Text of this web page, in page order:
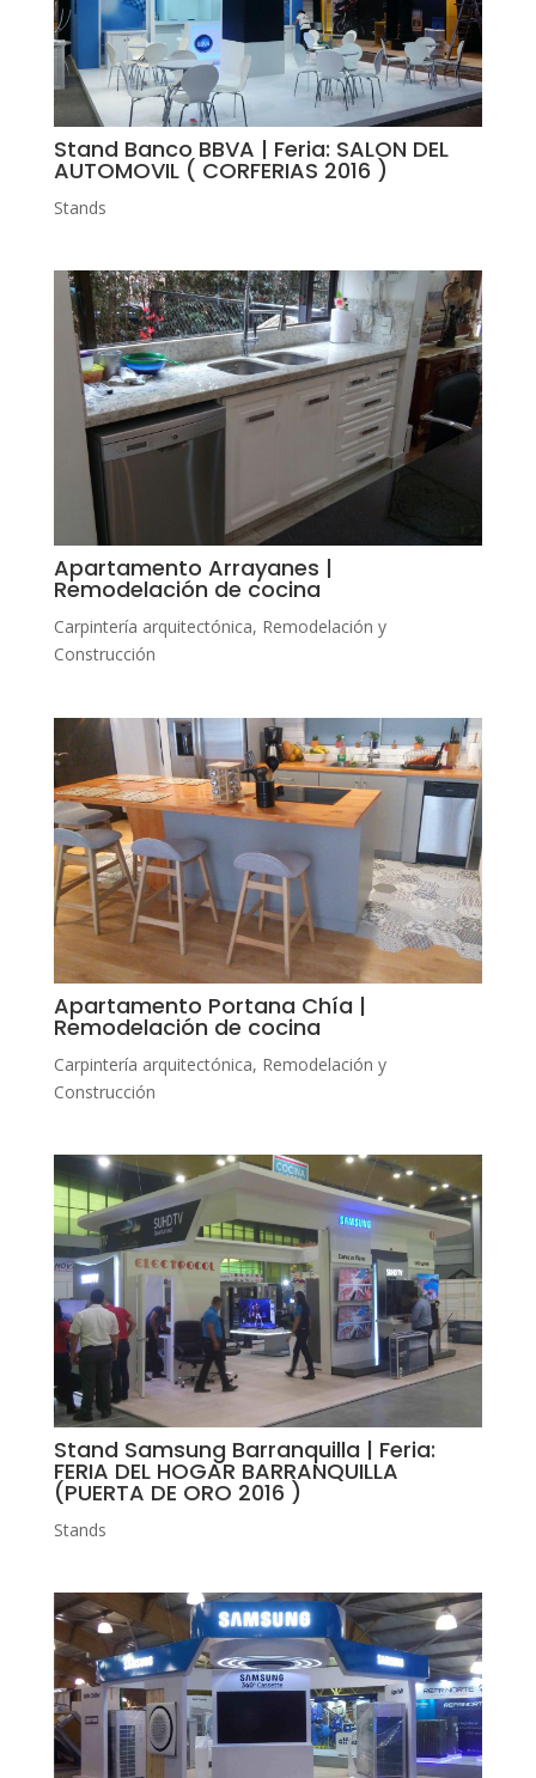
Stand Banco BBVA | Feria: SALON DEL
AUTOMOVIL ( CORFERIAS 2016 )
Stands
Apartamento Arrayanes |
Remodelación de cocina
Carpintería arquitectónica, Remodelación y
Construcción
Apartamento Portana Chía |
Remodelación de cocina
Carpintería arquitectónica, Remodelación y
Construcción
Stand Samsung Barranquilla | Feria:
FERIA DEL HOGAR BARRANQUILLA
(PUERTA DE ORO 2016 )
Stands